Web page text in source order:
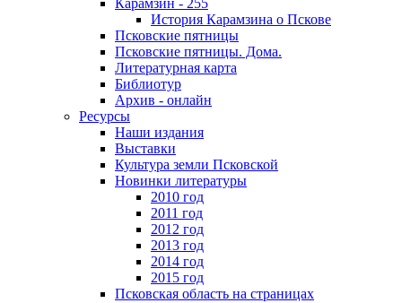
Карамзин - 255
История Карамзина о Пскове
Псковские пятницы
Псковские пятницы. Дома.
Литературная карта
Библиотур
Архив - онлайн
Ресурсы
Наши издания
Выставки
Культура земли Псковской
Новинки литературы
2010 год
2011 год
2012 год
2013 год
2014 год
2015 год
Псковская область на страницах